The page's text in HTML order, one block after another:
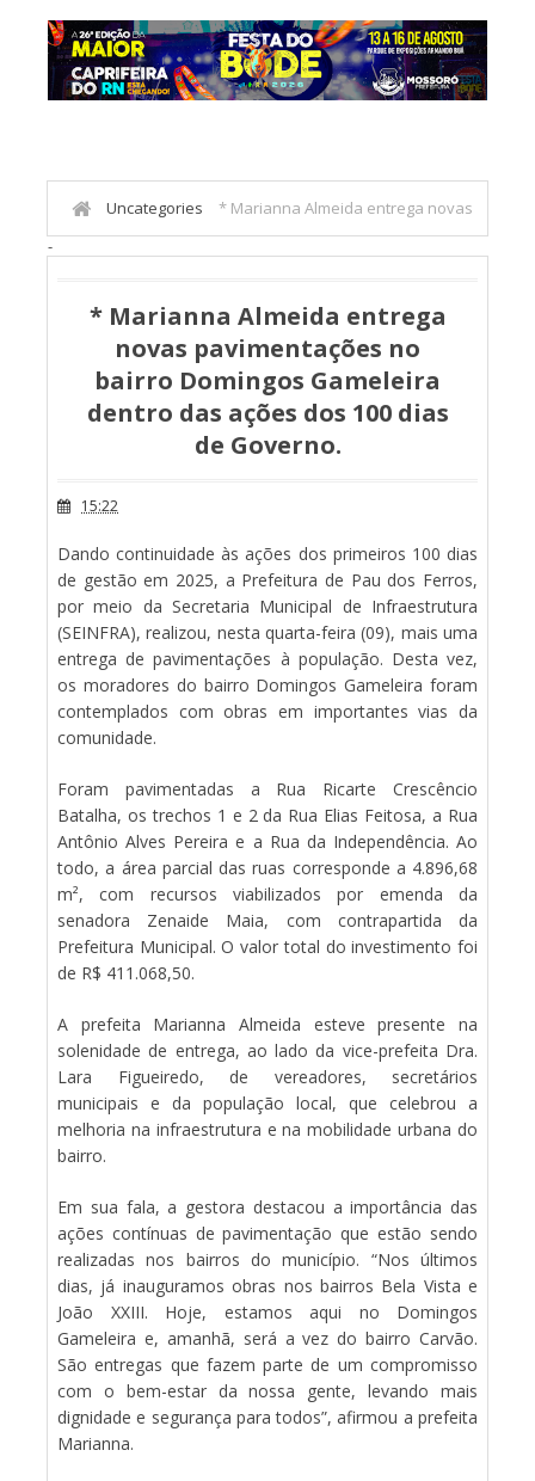
Uncategories * Marianna Almeida entrega novas
pavimentações no bairro Domingos Gameleira dentro das
-
* Marianna Almeida entrega
novas pavimentações no
bairro Domingos Gameleira
dentro das ações dos 100 dias
de Governo.
15:22
Dando continuidade às ações dos primeiros 100 dias
de gestão em 2025, a Prefeitura de Pau dos Ferros,
por meio da Secretaria Municipal de Infraestrutura
(SEINFRA), realizou, nesta quarta-feira (09), mais uma
entrega de pavimentações à população. Desta vez,
os moradores do bairro Domingos Gameleira foram
contemplados com obras em importantes vias da
comunidade.
Foram pavimentadas a Rua Ricarte Crescêncio
Batalha, os trechos 1 e 2 da Rua Elias Feitosa, a Rua
Antônio Alves Pereira e a Rua da Independência. Ao
todo, a área parcial das ruas corresponde a 4.896,68
m², com recursos viabilizados por emenda da
senadora Zenaide Maia, com contrapartida da
Prefeitura Municipal. O valor total do investimento foi
de R$ 411.068,50.
A prefeita Marianna Almeida esteve presente na
solenidade de entrega, ao lado da vice-prefeita Dra.
Lara Figueiredo, de vereadores, secretários
municipais e da população local, que celebrou a
melhoria na infraestrutura e na mobilidade urbana do
bairro.
Em sua fala, a gestora destacou a importância das
ações contínuas de pavimentação que estão sendo
realizadas nos bairros do município. “Nos últimos
dias, já inauguramos obras nos bairros Bela Vista e
João XXIII. Hoje, estamos aqui no Domingos
Gameleira e, amanhã, será a vez do bairro Carvão.
São entregas que fazem parte de um compromisso
com o bem-estar da nossa gente, levando mais
dignidade e segurança para todos”, afirmou a prefeita
Marianna.